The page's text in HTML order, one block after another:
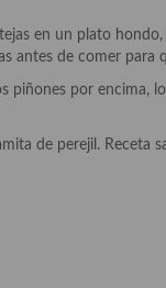
en un plato
antes de comer para
piñones por encima,
de perejil. Receta